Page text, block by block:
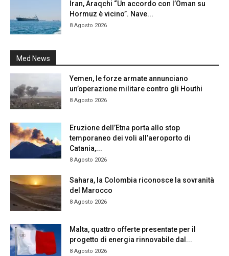
Iran, Araqchi “Un accordo con l’Oman su
Hormuz è vicino”. Nave...
8 Agosto 2026
Med News
Yemen, le forze armate annunciano
un’operazione militare contro gli Houthi
8 Agosto 2026
Eruzione dell’Etna porta allo stop
temporaneo dei voli all’aeroporto di
Catania,...
8 Agosto 2026
Sahara, la Colombia riconosce la sovranità
del Marocco
8 Agosto 2026
Malta, quattro offerte presentate per il
progetto di energia rinnovabile dal...
8 Agosto 2026